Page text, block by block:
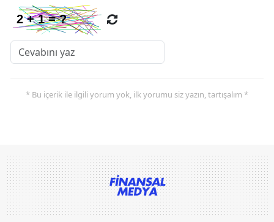
* Bu içerik ile ilgili yorum yok, ilk yorumu siz yazın, tartışalım *